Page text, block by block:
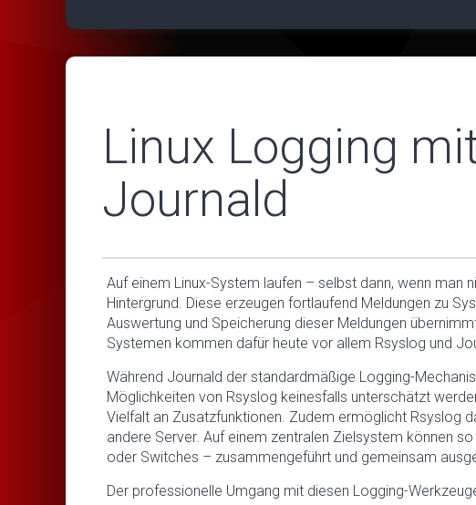
Linux Logging
Journald
Auf einem Linux-System laufen – selbst dann, wenn
Hintergrund. Diese erzeugen fortlaufend Meldungen zu
Auswertung und Speicherung dieser Meldungen
Systemen kommen dafür heute vor allem Rsyslog und
Während Journald der standardmäßige Logging-
Möglichkeiten von Rsyslog keinesfalls unterschätzt
Vielfalt an Zusatzfunktionen. Zudem ermöglicht Rsyslog
andere Server. Auf einem zentralen Zielsystem können
oder Switches – zusammengeführt und gemeinsam
Der professionelle Umgang mit diesen Logging-